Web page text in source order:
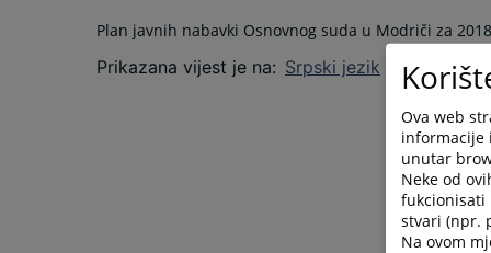
Plan javnih nabavki Osnovnog suda u Modriči za
Prikazana vijest je na: Srpski jezik
Ova web
informacije
unutar
Neke od
fukcionisati
stvari (npr.
Na ovom